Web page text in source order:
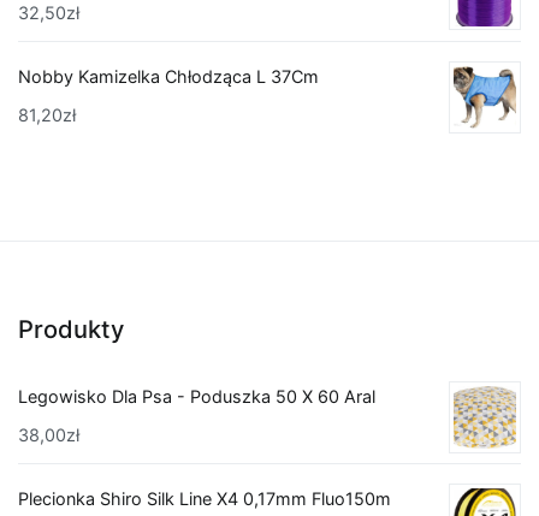
32,50zł
Nobby Kamizelka Chłodząca L 37Cm
81,20zł
Produkty
Legowisko Dla Psa - Poduszka 50 X 60 Aral
38,00zł
Plecionka Shiro Silk Line X4 0,17mm Fluo150m